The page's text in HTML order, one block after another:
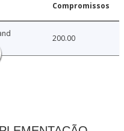
Compromissos
200.00